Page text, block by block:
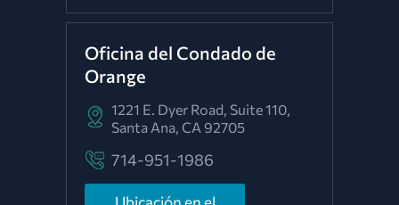
Oficina del Condado de
Orange
1221 E. Dyer Road, Suite 110,
Santa Ana, CA 92705
714-951-1986